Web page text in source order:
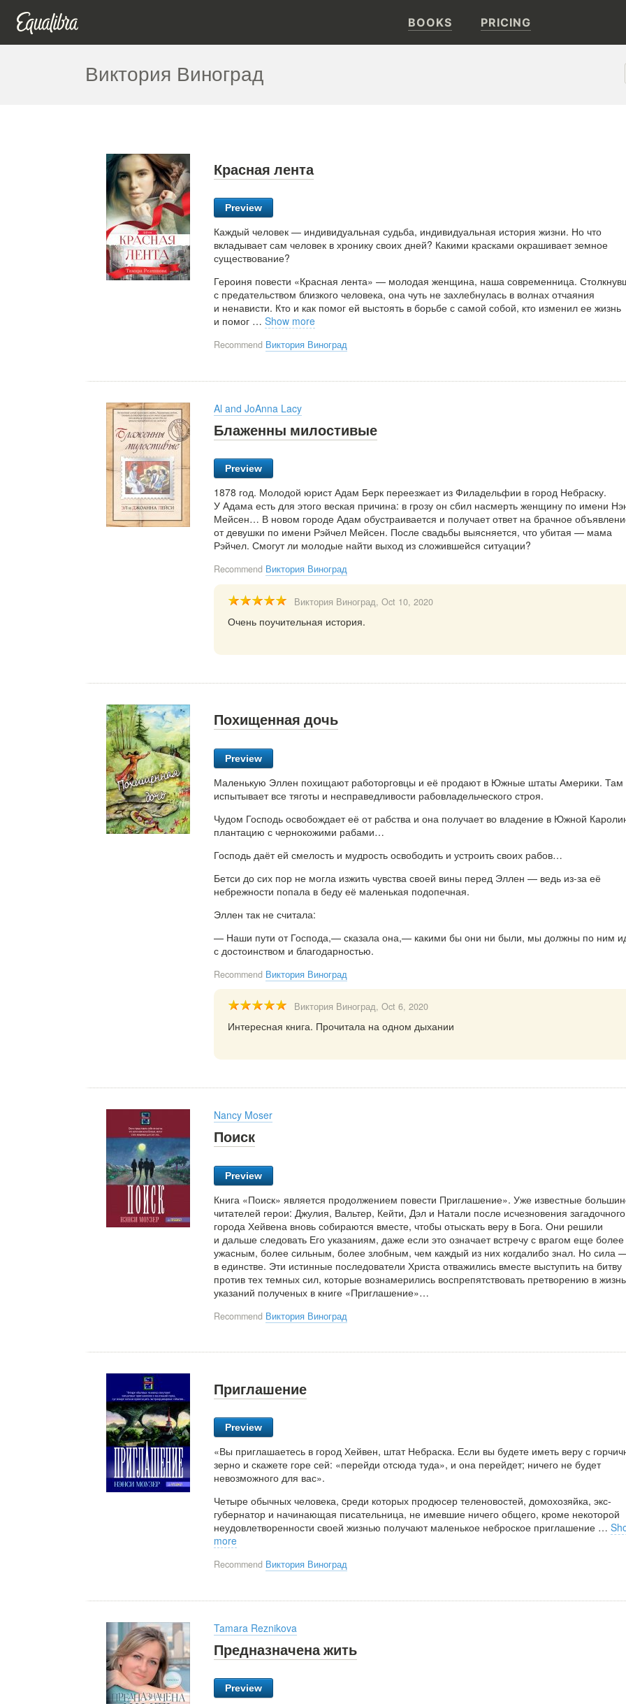
BOOKS PRICING
Виктория Виноград
Красная лента
Preview
Каждый человек — индивидуальная судьба, индивидуальная история жизни. Но что
вкладывает сам человек в хронику своих дней? Какими красками окрашивает земное
существование?
Героиня повести «Красная лента» — молодая женщина, наша современница.
с предательством близкого человека, она чуть не захлебнулась в волнах отчаяния
и ненависти. Кто и как помог ей выстоять в борьбе с самой собой, кто изменил ее жизнь
и помог … Show more
Recommend Виктория Виноград
Al and JoAnna Lacy
Блаженны милостивые
Preview
1878 год. Молодой юрист Адам Берк переезжает из Филадельфии в город Небраску.
У Адама есть для этого веская причина: в грозу он сбил насмерть женщину по имени
Мейсен… В новом городе Адам обустраивается и получает ответ на брачное
от девушки по имени Рэйчел Мейсен. После свадьбы выясняется, что убитая — мама
Рэйчел. Смогут ли молодые найти выход из сложившейся ситуации?
Recommend Виктория Виноград
Виктория Виноград, Oct 10, 2020
Очень поучительная история.
Похищенная дочь
Preview
Маленькую Эллен похищают работорговцы и её продают в Южные штаты Америки. Там
испытывает все тяготы и несправедливости рабовладельческого строя.
Чудом Господь освобождает её от рабства и она получает во владение в Южной
плантацию с чернокожими рабами…
Господь даёт ей смелость и мудрость освободить и устроить своих рабов…
Бетси до сих пор не могла изжить чувства своей вины перед Эллен — ведь из-за её
небрежности попала в беду её маленькая подопечная.
Эллен так не считала:
— Наши пути от Господа,— сказала она,— какими бы они ни были, мы должны по ним
с достоинством и благодарностью.
Recommend Виктория Виноград
Виктория Виноград, Oct 6, 2020
Интересная книга. Прочитала на одном дыхании
Nancy Moser
Поиск
Preview
Книга «Поиск» является продолжением повести Приглашение». Уже известные
читателей герои: Джулия, Вальтер, Кейти, Дэл и Натали после исчезновения загадочного
города Хейвена вновь собираются вместе, чтобы отыскать веру в Бога. Они решили
и дальше следовать Его указаниям, даже если это означает встречу с врагом еще более
ужасным, более сильным, более злобным, чем каждый из них когдалибо знал. Но сила
в единстве. Эти истинные последователи Христа отважились вместе выступить на битву
против тех темных сил, которые вознамерились воспрепятствовать претворению в жизнь
указаний полученых в книге «Приглашение»…
Recommend Виктория Виноград
Приглашение
Preview
«Вы приглашаетесь в город Хейвен, штат Небраска. Если вы будете иметь веру с
зерно и скажете горе сей: «перейди отсюда туда», и она перейдет; ничего не будет
невозможного для вас».
Четыре обычных человека, cреди которых продюсер теленовостей, домохозяйка, экс-
губернатор и начинающая писательница, не имевшие ничего общего, кроме некоторой
неудовлетворенности своей жизнью получают маленькое неброское приглашение …
more
Recommend Виктория Виноград
Tamara Reznikova
Предназначена жить
Preview